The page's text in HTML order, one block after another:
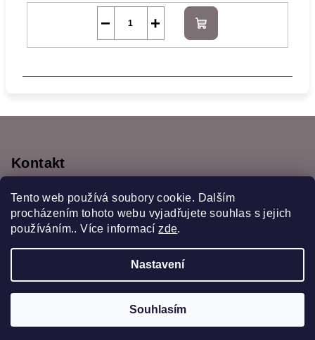
Tento web používá soubory cookie. Dalším
procházením tohoto webu vyjadřujete souhlas s jejich
používáním.. Více informacízde.
Nastavení
Souhlasím
+
−
Do
košíku
a
Kontakt
monyscrochet@gmail.com
777470355
Vytvořil Shoptet